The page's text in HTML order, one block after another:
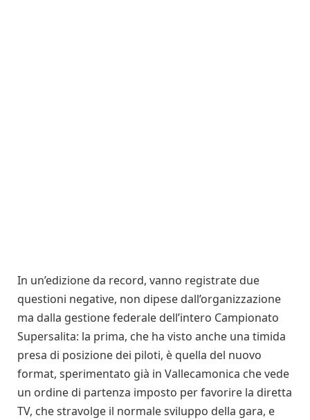
In un’edizione da record, vanno registrate due
questioni negative, non dipese dall’organizzazione
ma dalla gestione federale dell’intero Campionato
Supersalita: la prima, che ha visto anche una timida
presa di posizione dei piloti, è quella del nuovo
format, sperimentato già in Vallecamonica che vede
un ordine di partenza imposto per favorire la diretta
TV, che stravolge il normale sviluppo della gara, e